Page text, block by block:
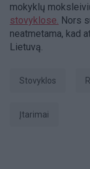
mokyklų
stovyklose. Nors
neatmetama, kad
Lietuvą.
stovyklos
įtarimai